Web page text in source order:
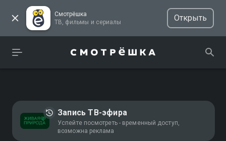
Смотрёшка
ТВ, фильмы и сериалы
Открыть
Запись ТВ-эфира
Успейте посмотреть - временный доступ,
возможна реклама